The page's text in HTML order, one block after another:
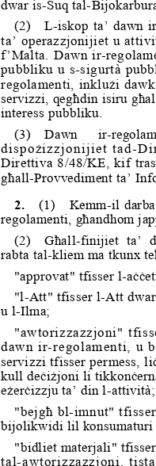
dwar is-Suq tal-Bijokarb
(2) L-iskop ta’ dawn
ta’ operazzjonijiet u
f’Malta. Dawn ir-
pubbliku u s-sigurtà
regolamenti, inklużi
servizzi, qegħdin isiru
interess pubbliku.
(3) Dawn   ir-
dispożizzjonijiet tad-
Direttiva 8/48/KE, kif
għall-Provvediment ta’
2.
(1) Kemm-il darba
regolamenti, għandhom
(2) Għall-finijiet  ta’
rabta tal-kliem ma tkunx
"approvat" tfisser l-
"l-Att" tfisser l-Att dwar
u l-Ilma;
"awtorizzazzjoni"
dawn ir-regolamenti, u
servizzi tfisser permess,
kull deċiżjoni li
eżerċizzju ta’ din l-attività;
"bejgħ bl-imnut"
bijolikwidi lil
"bidliet materjali"
tal-awtorizzazzjoni,